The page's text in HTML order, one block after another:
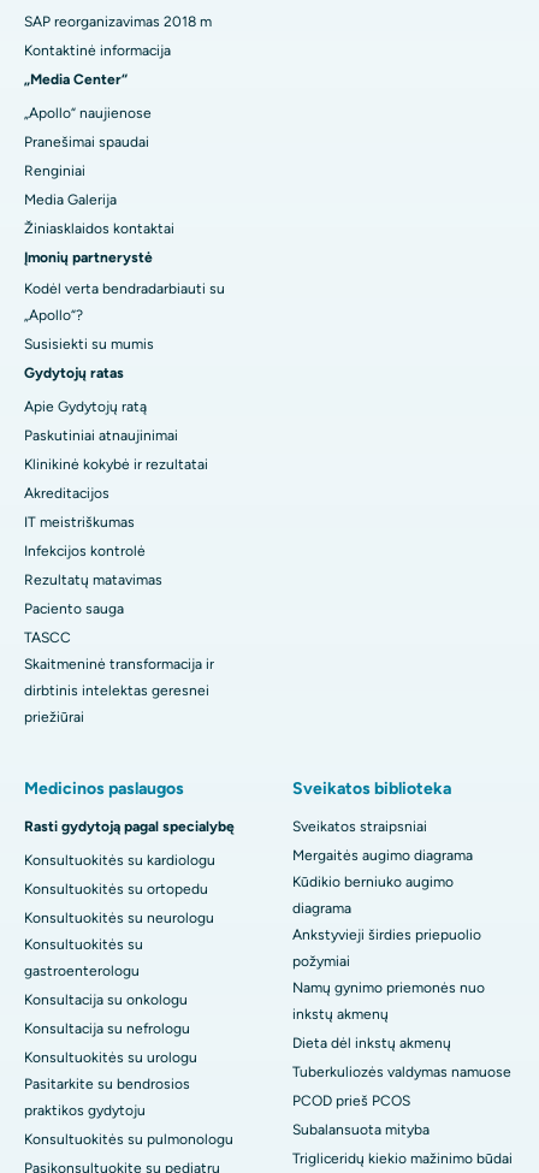
SAP reorganizavimas 2018 m
Kontaktinė informacija
„Media Center“
„Apollo“ naujienose
Pranešimai spaudai
Renginiai
Media Galerija
Žiniasklaidos kontaktai
Įmonių partnerystė
Kodėl verta bendradarbiauti su
„Apollo“?
Susisiekti su mumis
Gydytojų ratas
Apie Gydytojų ratą
Paskutiniai atnaujinimai
Klinikinė kokybė ir rezultatai
Akreditacijos
IT meistriškumas
Infekcijos kontrolė
Rezultatų matavimas
Paciento sauga
TASCC
Skaitmeninė transformacija ir
dirbtinis intelektas geresnei
priežiūrai
Medicinos paslaugos
Rasti gydytoją pagal specialybę
Konsultuokitės su kardiologu
Konsultuokitės su ortopedu
Konsultuokitės su neurologu
Konsultuokitės su
gastroenterologu
Konsultacija su onkologu
Konsultacija su nefrologu
Konsultuokitės su urologu
Pasitarkite su bendrosios
praktikos gydytoju
Konsultuokitės su pulmonologu
Pasikonsultuokite su pediatru
Sveikatos biblioteka
Sveikatos straipsniai
Mergaitės augimo diagrama
Kūdikio berniuko augimo
diagrama
Ankstyvieji širdies priepuolio
požymiai
Namų gynimo priemonės nuo
inkstų akmenų
Dieta dėl inkstų akmenų
Tuberkuliozės valdymas namuose
PCOD prieš PCOS
Subalansuota mityba
Trigliceridų kiekio mažinimo būdai